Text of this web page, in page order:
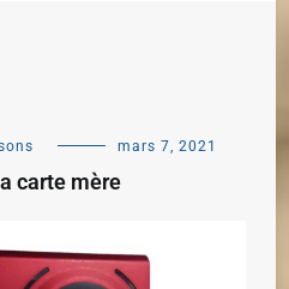
mars 7, 2021
carte mère